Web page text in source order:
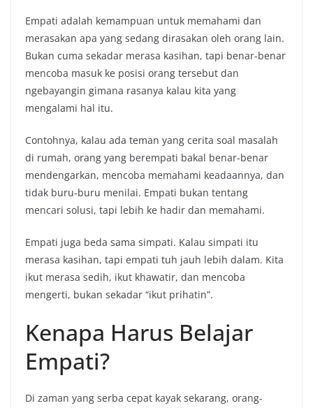
Empati adalah kemampuan untuk memahami dan
merasakan apa yang sedang dirasakan oleh orang lain.
Bukan cuma sekadar merasa kasihan, tapi benar-benar
mencoba masuk ke posisi orang tersebut dan
ngebayangin gimana rasanya kalau kita yang
mengalami hal itu.
Contohnya, kalau ada teman yang cerita soal masalah
di rumah, orang yang berempati bakal benar-benar
mendengarkan, mencoba memahami keadaannya, dan
tidak buru-buru menilai. Empati bukan tentang
mencari solusi, tapi lebih ke hadir dan memahami.
Empati juga beda sama simpati. Kalau simpati itu
merasa kasihan, tapi empati tuh jauh lebih dalam. Kita
ikut merasa sedih, ikut khawatir, dan mencoba
mengerti, bukan sekadar “ikut prihatin”.
Kenapa Harus Belajar
Empati?
Di zaman yang serba cepat kayak sekarang, orang-